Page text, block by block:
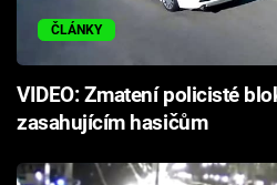
ČLÁNKY
VIDEO: Zmatení policisté
zasahujícím hasičům